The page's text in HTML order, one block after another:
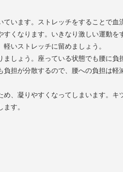
ています。ストレッチをすることで血
くなります。いきなり激しい運動を
いストレッチに留めましょう。
しょう。座っている状態でも腰に負
担が分散するので、腰への負担は軽
、凝りやすくなってしまいます。キ
す。